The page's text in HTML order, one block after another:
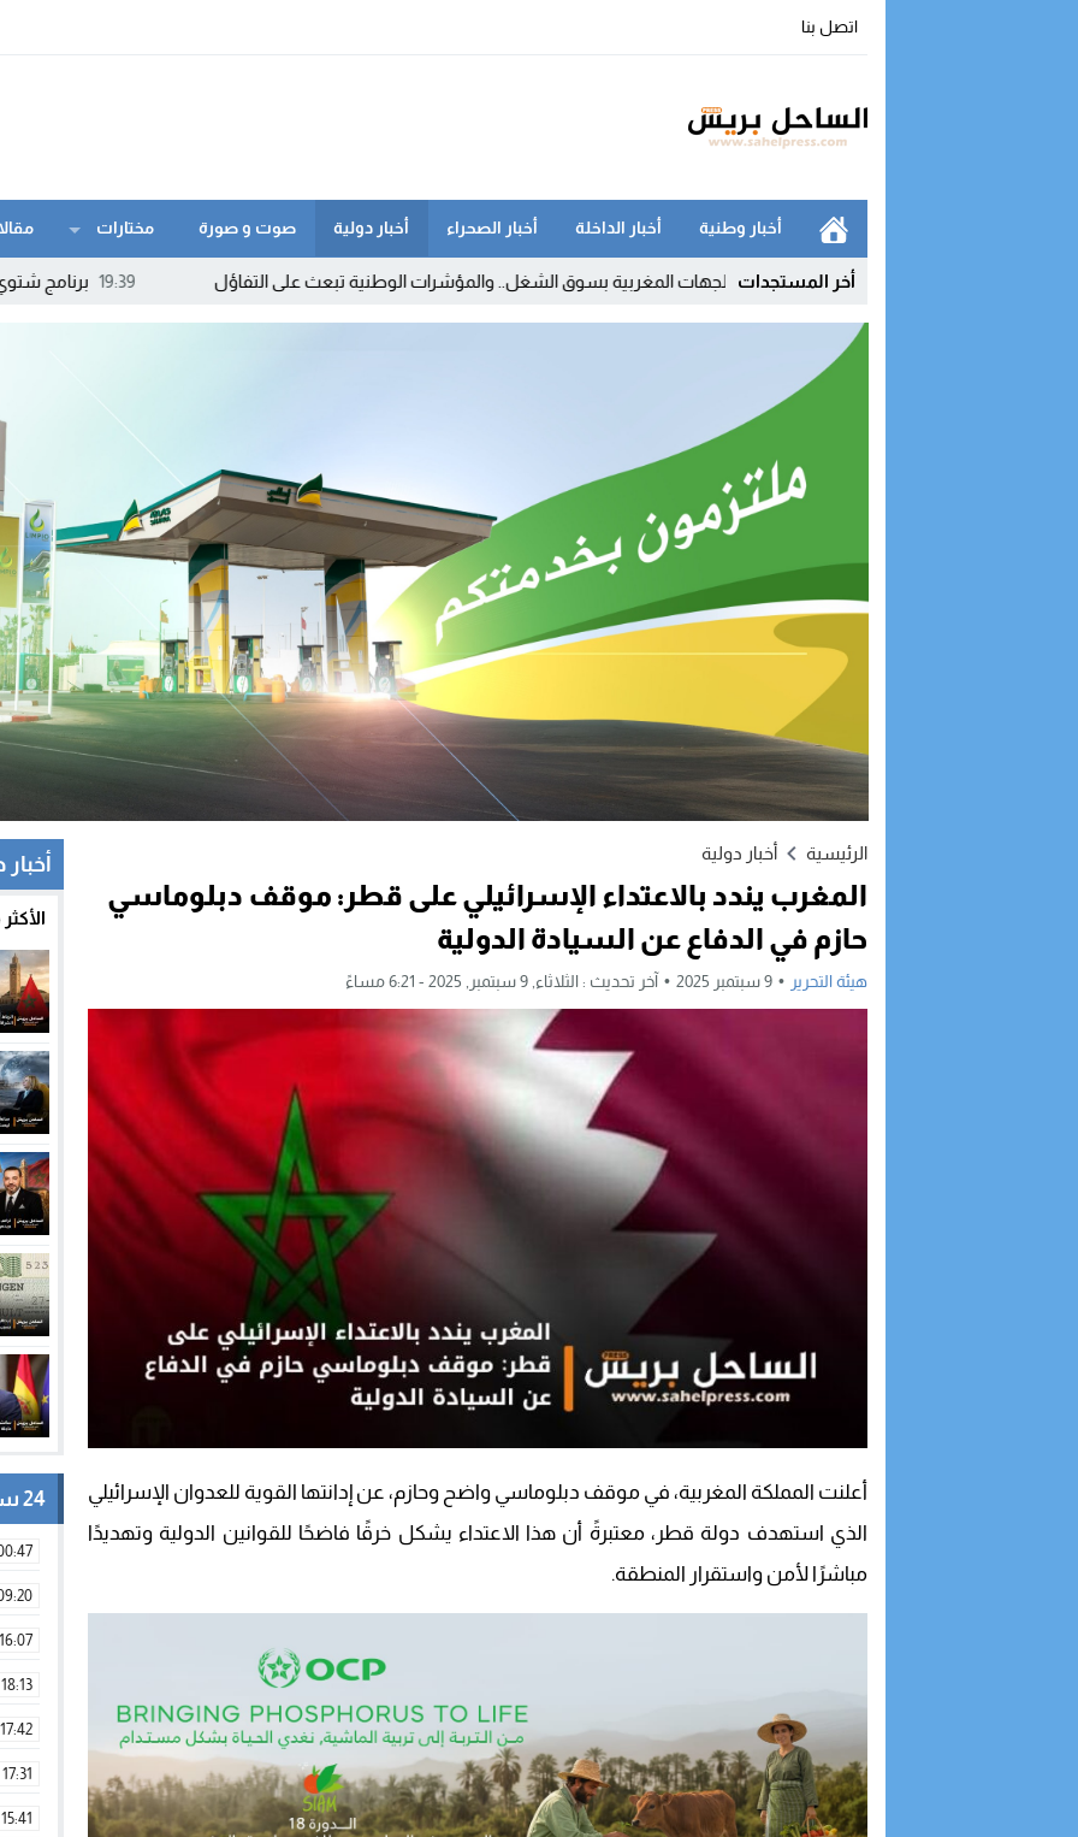
اتصل بنا
أخبار وطنية أخبار الداخلة أخبار الصحراء أخبار دولية صوت و صورة مختارات
أخر المستجدات 19:39 برنامج شتوي غير مسبوق الداخلة في صدارة الجهات المغربية بسوق الشغل.. والمؤشرات الوطنية تبعث على التفاؤل
الرئيسية أخبار دولية
المغرب يندد بالاعتداء الإسرائيلي على قطر: موقف دبلوماسي
حازم في الدفاع عن السيادة الدولية
هيئة التحرير 9 سبتمبر 2025 آخر تحديث : الثلاثاء, 9 سبتمبر, 2025 - 6:21 مساءً
أعلنت المملكة المغربية، في موقف دبلوماسي واضح وحازم، عن إدانتها القوية للعدوان الإسرائيلي
الذي استهدف دولة قطر، معتبرةً أن هذا الاعتداء يشكل خرقًا فاضحًا للقوانين الدولية وتهديدًا
مباشرًا لأمن واستقرار المنطقة.
أخبار
24 ساعة
16:07
18:13
17:42
17:31
15:41